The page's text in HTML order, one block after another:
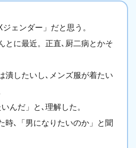
ェンダー」だと思う。
とに最近。正直､厨二病とかそ
潰したいし､メンズ服が着たい
んだ」と､理解した。
時､「男になりたいのか」と聞